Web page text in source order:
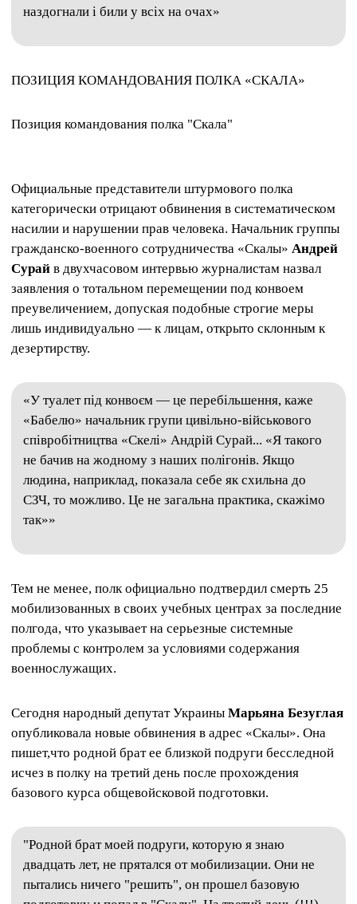
наздогнали і били у всіх на очах»
ПОЗИЦИЯ КОМАНДОВАНИЯ ПОЛКА «СКАЛА»
Позиция командования полка "Скала"
Официальные представители штурмового полка
категорически отрицают обвинения в систематическом
насилии и нарушении прав человека. Начальник группы
гражданско-военного сотрудничества «Скалы» Андрей
Сурай в двухчасовом интервью журналистам назвал
заявления о тотальном перемещении под конвоем
преувеличением, допуская подобные строгие меры
лишь индивидуально — к лицам, открыто склонным к
дезертирству.
«У туалет під конвоєм — це перебільшення, каже
«Бабелю» начальник групи цивільно-військового
співробітництва «Скелі» Андрій Сурай... «Я такого
не бачив на жодному з наших полігонів. Якщо
людина, наприклад, показала себе як схильна до
СЗЧ, то можливо. Це не загальна практика, скажімо
так»»
Тем не менее, полк официально подтвердил смерть 25
мобилизованных в своих учебных центрах за последние
полгода, что указывает на серьезные системные
проблемы с контролем за условиями содержания
военнослужащих.
Сегодня народный депутат Украины Марьяна Безуглая
опубликовала новые обвинения в адрес «Скалы». Она
пишет,что родной брат ее близкой подруги бесследной
исчез в полку на третий день после прохождения
базового курса общевойсковой подготовки.
"Родной брат моей подруги, которую я знаю
двадцать лет, не прятался от мобилизации. Они не
пытались ничего "решить", он прошел базовую